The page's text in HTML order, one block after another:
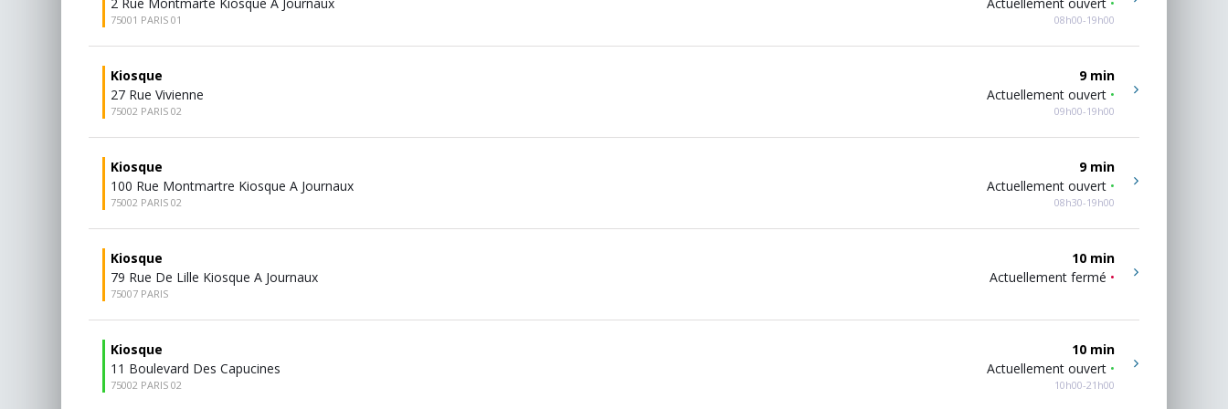
75001 PARIS 01 08h00-19h00
Kiosque
27 Rue Vivienne
75002 PARIS 02
9 min
Actuellement ouvert •
09h00-19h00
Kiosque
100 Rue Montmartre Kiosque A Journaux
75002 PARIS 02
9 min
Actuellement ouvert •
08h30-19h00
Kiosque
79 Rue De Lille Kiosque A Journaux
75007 PARIS
10 min
Actuellement fermé •
Kiosque
11 Boulevard Des Capucines
75002 PARIS 02
10 min
Actuellement ouvert •
10h00-21h00